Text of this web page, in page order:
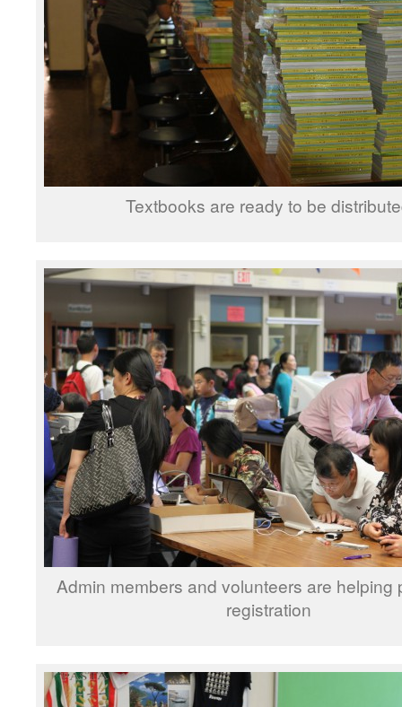
Textbooks are ready to be
Admin members and volunteers are helping
registration